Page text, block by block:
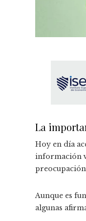
La
Hoy en día
información
Aunque es
algunas